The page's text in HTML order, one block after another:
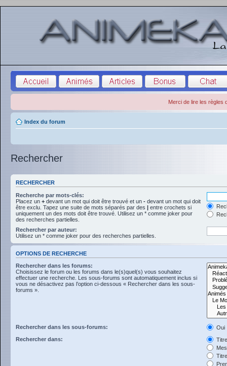
Merci de lire les règles
Index du forum
Rechercher
RECHERCHER
Recherche par mots-clés:
Placez un + devant un mot qui doit être trouvé et un - devant un mot qui doit
être exclu. Tapez une suite de mots séparés par des | entre crochets si
uniquement un des mots doit être trouvé. Utilisez un * comme joker pour
des recherches partielles.
Rechercher par auteur:
Utilisez un * comme joker pour des recherches partielles.
OPTIONS DE RECHERCHE
Rechercher dans les forums:
Choisissez le forum ou les forums dans le(s)quel(s) vous souhaitez
effectuer une recherche. Les sous-forums sont automatiquement inclus si
vous ne désactivez pas l’option ci-dessous « Rechercher dans les sous-
forums ».
Rechercher dans les sous-forums:
Oui
Rechercher dans: